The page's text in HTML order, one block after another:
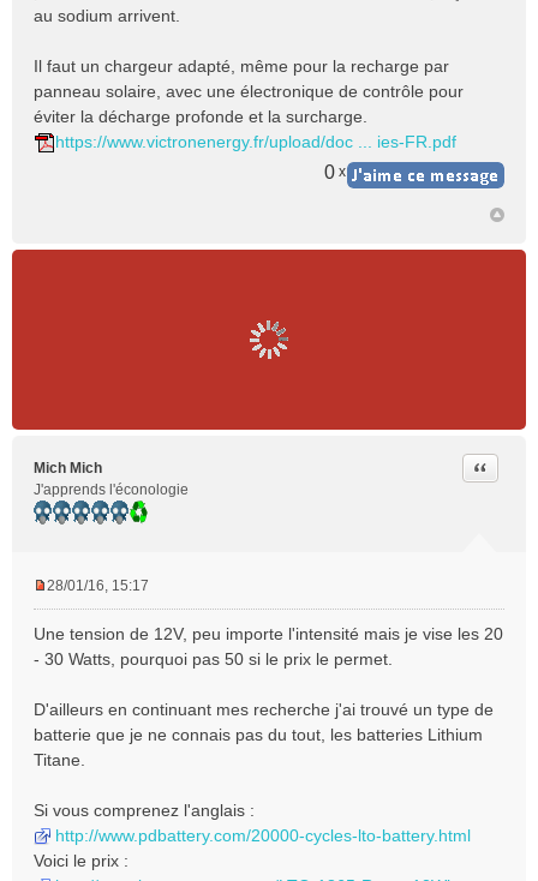
au sodium arrivent.
Il faut un chargeur adapté, même pour la recharge par
panneau solaire, avec une électronique de contrôle pour
éviter la décharge profonde et la surcharge.
https://www.victronenergy.fr/upload/doc ... ies-FR.pdf
0 x
Mich Mich
J'apprends l'éconologie
Citer
s
s
g
e
n
l
u
28/01/16, 15:17
Une tension de 12V, peu importe l'intensité mais je vise les 20
- 30 Watts, pourquoi pas 50 si le prix le permet.
D'ailleurs en continuant mes recherche j'ai trouvé un type de
batterie que je ne connais pas du tout, les batteries Lithium
Titane.
Si vous comprenez l'anglais :
http://www.pdbattery.com/20000-cycles-lto-battery.html
Voici le prix :